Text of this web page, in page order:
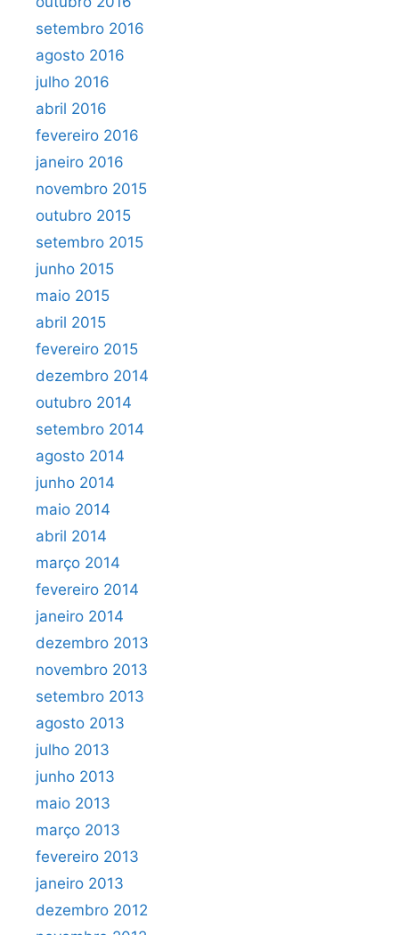
setembro 2016
agosto 2016
julho 2016
abril 2016
fevereiro 2016
janeiro 2016
novembro 2015
outubro 2015
setembro 2015
junho 2015
maio 2015
abril 2015
fevereiro 2015
dezembro 2014
outubro 2014
setembro 2014
agosto 2014
junho 2014
maio 2014
abril 2014
março 2014
fevereiro 2014
janeiro 2014
dezembro 2013
novembro 2013
setembro 2013
agosto 2013
julho 2013
junho 2013
maio 2013
março 2013
fevereiro 2013
janeiro 2013
dezembro 2012